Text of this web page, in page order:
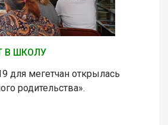
В ШКОЛУ
для мегетчан открылась
родительства».